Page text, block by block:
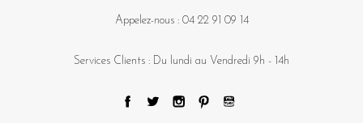
Appelez-nous : 04 22 91 09 14
Services Clients : Du lundi au Vendredi 9h - 14h